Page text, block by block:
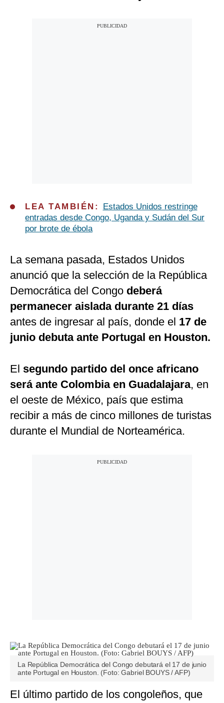
LEA TAMBIÉN:
Estados Unidos restringe
entradas desde Congo, Uganda y Sudán del Sur
por brote de ébola
La semana pasada, Estados Unidos
anunció que la selección de la República
Democrática del Congo deberá
permanecer aislada durante 21 días
antes de ingresar al país, donde el 17 de
junio debuta ante Portugal en Houston.
El segundo partido del once africano
será ante Colombia en Guadalajara, en
el oeste de México, país que estima
recibir a más de cinco millones de turistas
durante el Mundial de Norteamérica.
La República Democrática del Congo debutará el 17 de junio
ante Portugal en Houston. (Foto: Gabriel BOUYS / AFP)
El último partido de los congoleños, que